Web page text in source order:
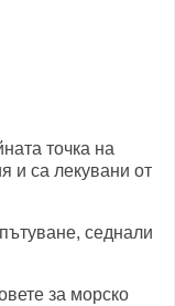
точка на
и са лекувани от
седнали
за морско